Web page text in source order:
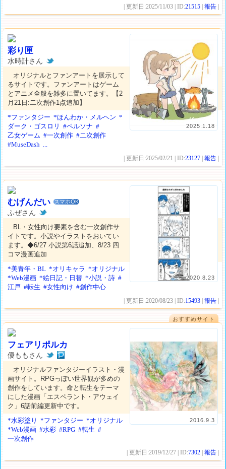
| 更新日:2025/11/03 | ID:21515 |報告
2025.1.18
彩り匣
水時計さん
オリジナルとファンアートを展示して
るサイトです。ファンアートはゲーム
とアニメ全般を雑多に置いてます。【2
月21日:二次創作1点追加】
*ファンタジー *ほんわか・メルヘン *
ダーク・ゴスロリ
#ペルソナ #
乙女ゲーム #一次創作 #二次創作
#MuseDash ...
| 更新日:2025/02/21 | ID:23127 |報告
2020.8.23
むげんだい スマホOK
ふぜさん
BL・女性向け要素を含む一次創作サ
イトです。小説やイラストをおいてい
ます。◆6/27 小説第6話追加、8/23 四
コマ漫画追加
*美青年・BL *オリキャラ *オリジナル
*Web漫画 *絵日記・日替 *小説・詩 #
江戸 #転生 #女性向け #創作中心
| 更新日:2020/08/23 | ID:15493 |報告
おすすめサイト
2016.9.3
フェアリポルカ
優ももさん
オリジナルファンタジーイラスト・漫
画サイト。RPGっぽい世界観が多めの
創作をしています。命と転生をテーマ
にした漫画「エスペラント・アウェイ
ク」6話前編更新中です。
*水彩塗り
*ファンタジー *オリジナル
*Web漫画 #水彩 #RPG #転生 #
一次創作
| 更新日:2019/12/27 | ID:7302 |報告